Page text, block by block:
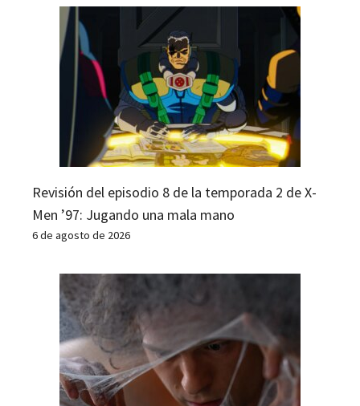
Revisión del episodio 8 de la temporada 2 de X-
Men ’97: Jugando una mala mano
6 de agosto de 2026